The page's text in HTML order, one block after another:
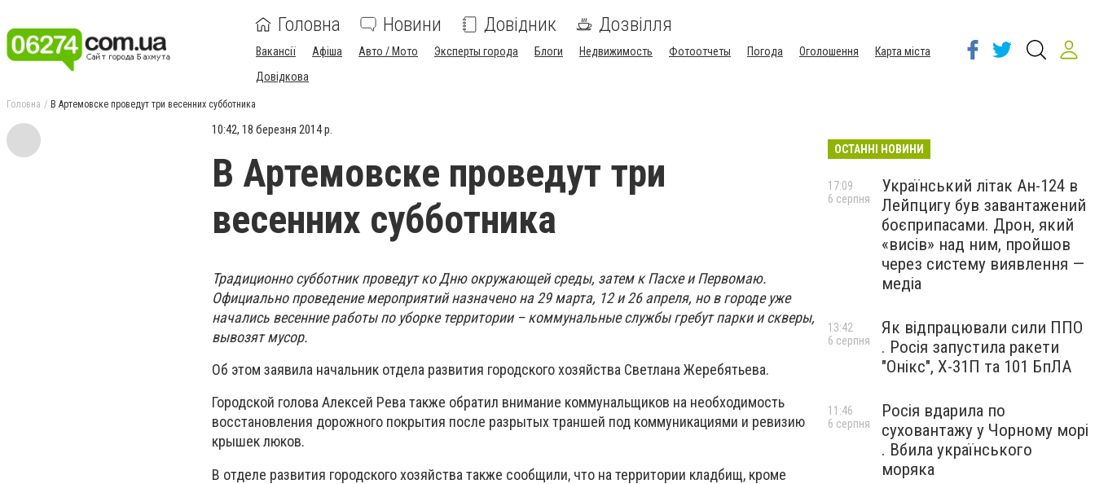
Головна Новини Довідник Дозвілля
Вакансії Афіша Авто / Мото Эксперты города Блоги Недвижимость Фотоотчеты Погода Оголошення
Карта міста
Довідкова
Головна В Артемовске проведут три весенних субботника
10:42, 18 березня 2014 р.
В Артемовске проведут три
весенних субботника
Традиционно субботник проведут ко Дню окружающей среды, затем к Пасхе и Первомаю.
Официально проведение мероприятий назначено на 29 марта, 12 и 26 апреля, но в городе уже
начались весенние работы по уборке территории – коммунальные службы гребут парки и скверы,
вывозят мусор.
Об этом заявила начальник отдела развития городского хозяйства Светлана Жеребятьева.
Городской голова Алексей Рева также обратил внимание коммунальщиков на необходимость
восстановления дорожного покрытия после разрытых траншей под коммуникациями и ревизию
крышек люков.
В отделе развития городского хозяйства также сообщили, что на территории кладбищ, кроме
ОСТАННІ НОВИНИ
Український літак Ан-124 в
Лейпцигу був завантажений
боєприпасами. Дрон, який
«висів» над ним, пройшов
через систему виявлення —
медіа
17:09
6 серпня
Як відпрацювали сили ППО
. Росія запустила ракети
"Онікс", Х-31П та 101 БпЛА
13:42
6 серпня
Росія вдарила по
суховантажу у Чорному морі
. Вбила українського
моряка
11:46
6 серпня